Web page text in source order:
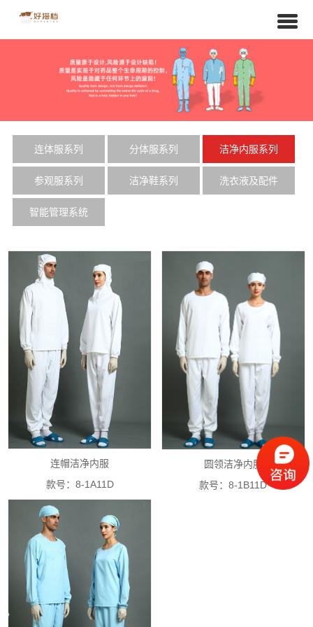
连体服系列 分体服系列 洁净内服系列
参观服系列 洁净鞋系列 洗衣液及配件
智能管理系统
连帽洁净内服
款号：8-1A11D
圆领洁净内服
款号：8-1B11D